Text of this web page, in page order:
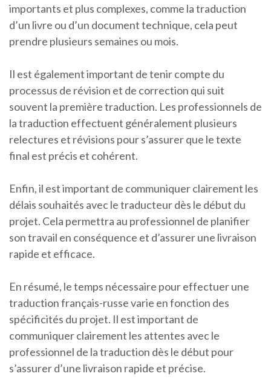
importants et plus complexes, comme la traduction
d’un livre ou d’un document technique, cela peut
prendre plusieurs semaines ou mois.
Il est également important de tenir compte du
processus de révision et de correction qui suit
souvent la première traduction. Les professionnels de
la traduction effectuent généralement plusieurs
relectures et révisions pour s’assurer que le texte
final est précis et cohérent.
Enfin, il est important de communiquer clairement les
délais souhaités avec le traducteur dès le début du
projet. Cela permettra au professionnel de planifier
son travail en conséquence et d’assurer une livraison
rapide et efficace.
En résumé, le temps nécessaire pour effectuer une
traduction français-russe varie en fonction des
spécificités du projet. Il est important de
communiquer clairement les attentes avec le
professionnel de la traduction dès le début pour
s’assurer d’une livraison rapide et précise.